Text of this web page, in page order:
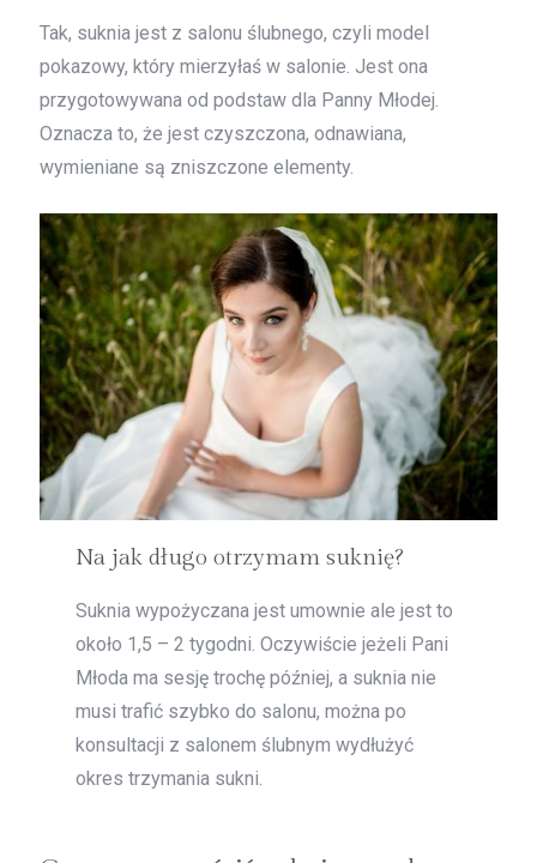
Tak, suknia jest z salonu ślubnego, czyli model
pokazowy, który mierzyłaś w salonie. Jest ona
przygotowywana od podstaw dla Panny Młodej.
Oznacza to, że jest czyszczona, odnawiana,
wymieniane są zniszczone elementy.
Na jak długo otrzymam suknię?
Suknia wypożyczana jest umownie ale jest to
około 1,5 – 2 tygodni. Oczywiście jeżeli Pani
Młoda ma sesję trochę później, a suknia nie
musi trafić szybko do salonu, można po
konsultacji z salonem ślubnym wydłużyć
okres trzymania sukni.